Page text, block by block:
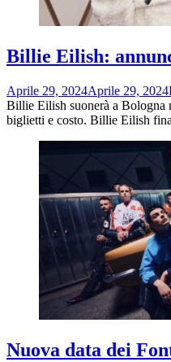
Billie Eilish:
Aprile 29, 2024Aprile 29, 2024
Billie Eilish suonerà a Bologna
biglietti e costo. Billie Eilish
Nuova data dei